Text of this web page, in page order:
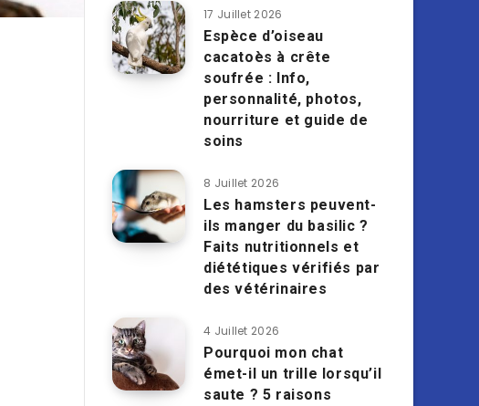
17 Juillet 2026
Espèce d’oiseau
cacatoès à crête
soufrée : Info,
personnalité, photos,
nourriture et guide de
soins
8 Juillet 2026
Les hamsters peuvent-
ils manger du basilic ?
Faits nutritionnels et
diététiques vérifiés par
des vétérinaires
4 Juillet 2026
Pourquoi mon chat
émet-il un trille lorsqu’il
saute ? 5 raisons